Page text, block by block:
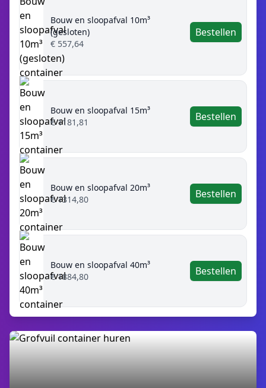
Bouw en sloopafval 10m³
(gesloten)
€ 557,64
Bestellen
Bouw en sloopafval 15m³
€ 1181,81
Bestellen
Bouw en sloopafval 20m³
€ 1314,80
Bestellen
Bouw en sloopafval 40m³
€ 1884,80
Bestellen